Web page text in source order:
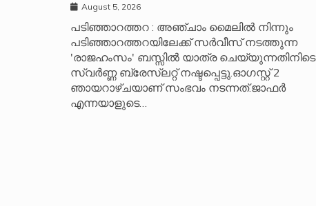
v
e
:
August 5, 2026
പടിഞ്ഞാറത്തറ : അഞ്ചാം മൈലിൽ നിന്നും
പടിഞ്ഞാറത്തറയിലേക്ക് സർവീസ് നടത്തുന്ന
'രാജഹംസം' ബസ്സിൽ യാത്ര ചെയ്യുന്നതിനിടെ
സ്വർണ്ണ ബ്രേസ്‌ലറ്റ് നഷ്ടപ്പെട്ടു.ഓഗസ്റ്റ് 2
ഞായറാഴ്ചയാണ് സംഭവം നടന്നത്.ജാഫർ
എന്നയാളുടെ…